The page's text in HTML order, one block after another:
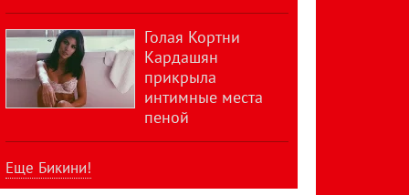
Голая Кортни
Кардашян
прикрыла
интимные места
пеной
Еще Бикини!